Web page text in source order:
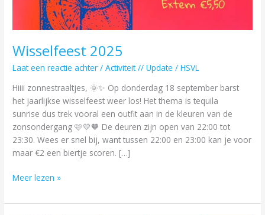
Wisselfeest 2025
Laat een reactie achter /Activiteit // Update /HSVL
Hiiii zonnestraaltjes, 🌞✨ Op donderdag 18 september barst
het jaarlijkse wisselfeest weer los! Het thema is tequila
sunrise dus trek vooral een outfit aan in de kleuren van de
zonsondergang 🩷💛🧡 De deuren zijn open van 22:00 tot
23:30. Wees er snel bij, want tussen 22:00 en 23:00 kan je voor
maar €2 een biertje scoren. […]
Meer lezen »